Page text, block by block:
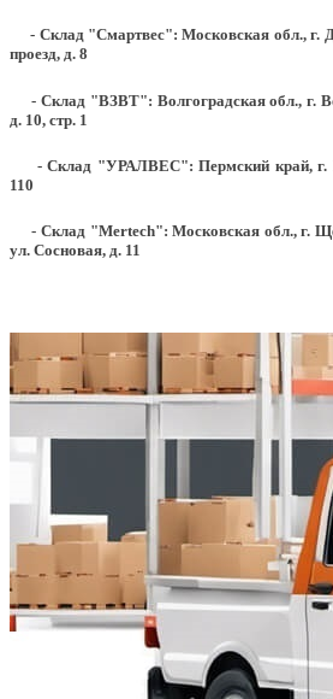
- Склад "Смартвес":Московская обл., г.
проезд, д. 8
- Склад "ВЗВТ": Волгоградская обл., г.
д. 10, стр. 1
- Склад "УРАЛВЕС": Пермский край, г.
110
- Склад "Mertech": Московская обл., г.
ул. Сосновая, д. 11